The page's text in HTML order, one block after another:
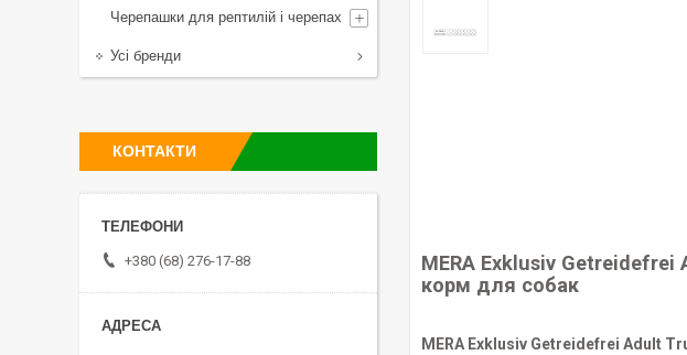
MERA Exklusiv
корм для собак
MERA Exklusiv Getreidefrei Adult
Черепашки для рептилій і черепах
Усі бренди
КОНТАКТИ
+380 (68) 276-17-88